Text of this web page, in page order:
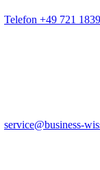
Telefon +49 721
service@business-